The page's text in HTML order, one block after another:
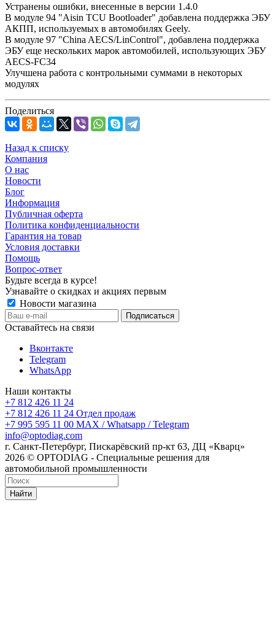
Устранены ошибки, внесенные в версии 1.4.0
В модуле 94 "Aisin TCU Bootloader" добавлена поддержка ЭБУ
АКПП, используемых в автомобилях Geely.
В модуле 97 "China AECS/LinControl", добавлена поддержка
ЭБУ еще нескольких марок автомобилей, использующих ЭБУ
AECS-FC34
Улучшена работа с контрольными суммами в некоторых
модулях
Поделиться
Назад к списку
Компания
О нас
Новости
Блог
Информация
Публичная оферта
Политика конфиденциальности
Гарантия на товар
Условия доставки
Помощь
Вопрос-ответ
Будьте всегда в курсе!
Узнавайте о скидках и акциях первым
Новости магазина
Оставайтесь на связи
Вконтакте
Telegram
WhatsApp
Наши контакты
+7 812 426 11 24
+7 812 426 11 24 Отдел продаж
+7 995 595 11 00 MAX / Whatsapp / Telegram
info@optodiag.com
г. Санкт-Петербург, Пискарёвский пр-кт 63, ДЦ «Кварц»
2026 © OPTODIAG - Специальные решения для
автомобильной промышленности
Найти